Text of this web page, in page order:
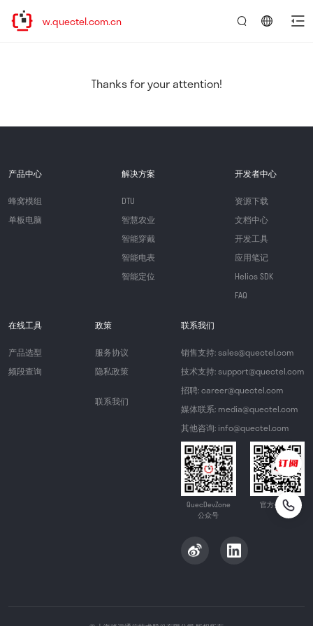
www.quectel.com.cn
Thanks for your attention!
产品中心
蜂窝模组
单板电脑
解决方案
DTU
智慧农业
智能穿戴
智能电表
智能定位
开发者中心
资源下载
文档中心
开发工具
应用笔记
Helios SDK
FAQ
在线工具
产品选型
频段查询
政策
服务协议
隐私政策
联系我们
联系我们
销售支持: sales@quectel.com
技术支持: support@quectel.com
招聘: career@quectel.com
媒体联系: media@quectel.com
其他咨询: info@quectel.com
QuecDevZone
公众号
官方公众号